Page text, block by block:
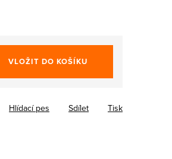
VLOŽIT DO KOŠÍKU
Tisk
Hlídací pes Sdílet